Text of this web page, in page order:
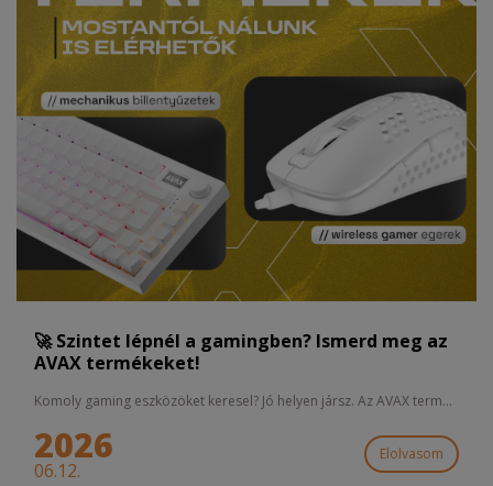
🚀 Szintet lépnél a gamingben? Ismerd meg az
AVAX termékeket!
Komoly gaming eszközöket keresel? Jó helyen jársz. Az AVAX term...
2026
06.12.
Elolvasom